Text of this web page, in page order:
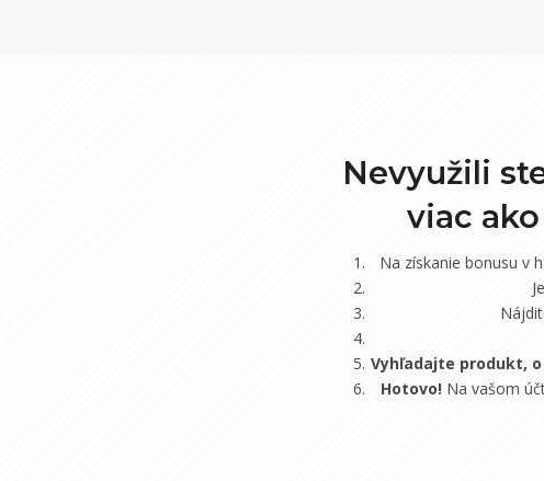
Nevyužili
viac
Na získanie bonusu v
Vyhľadajte produkt,
Hotovo!Na vašom